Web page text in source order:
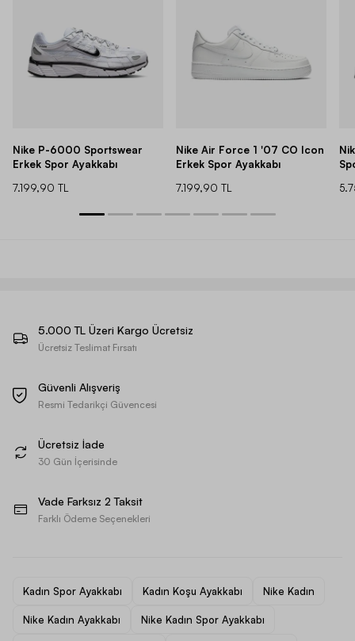
Nike P-6000 Sportswear
Erkek Spor Ayakkabı
7.199,90 TL
Nike Air Force 1 '07 CO Icon
Erkek Spor Ayakkabı
7.199,90 TL
5.000 TL Üzeri Kargo Ücretsiz
Ücretsiz Teslimat Fırsatı
Güvenli Alışveriş
Resmi Tedarikçi Güvencesi
Ücretsiz İade
30 Gün İçerisinde
Vade Farksız 2 Taksit
Farklı Ödeme Seçenekleri
Kadın Spor Ayakkabı Kadın Koşu Ayakkabı Nike Kadın
Nike Kadın Ayakkabı Nike Kadın Spor Ayakkabı